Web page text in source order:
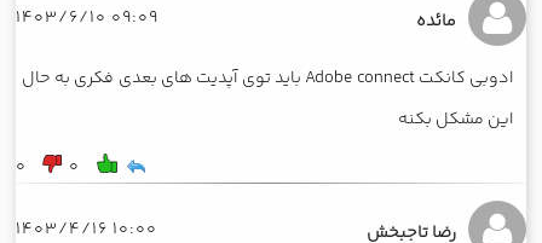
مائده 09:09 1403/6/10
ادوبی کانکت Adobe connect باید توی آپدیت های بعدی فکری به حال
این مشکل بکنه
0
0
رضا تاجبخش 10:00 1403/4/16